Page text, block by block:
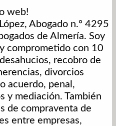
web!
Abogado n.º 4295
de Almería. Soy
comprometido con 10
recobro de
divorcios
acuerdo, penal,
y mediación. También
de compraventa de
entre empresas,